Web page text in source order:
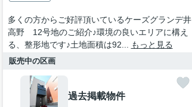
多くの方からご好評頂いているケーズグランデ井
高野 12号地のご紹介♪環境の良いエリアに構え
る、整形地です♪土地面積は92...
もっと見る
販売中の区画
過去掲載物件